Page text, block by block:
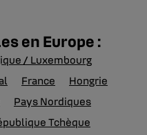
en Europe :
/ Luxembourg
France
Hongrie
Pays Nordiques
Tchèque